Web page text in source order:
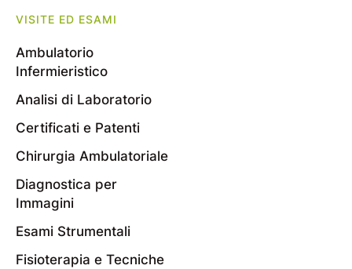
VISITE ED ESAMI
Ambulatorio
Infermieristico
Analisi di Laboratorio
Certificati e Patenti
Chirurgia Ambulatoriale
Diagnostica per
Immagini
Esami Strumentali
Fisioterapia e Tecniche